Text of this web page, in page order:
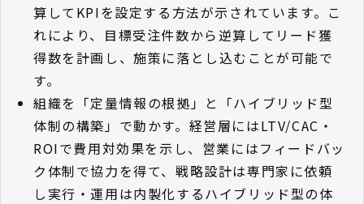
算してKPIを設定する方法が示されています。こ
れにより、目標受注件数から逆算してリード獲
得数を計画し、施策に落とし込むことが可能で
す。
組織を「定量情報の根拠」と「ハイブリッド型
体制の構築」で動かす。経営層にはLTV/CAC・
ROIで費用対効果を示し、営業にはフィードバッ
ク体制で協力を得て、戦略設計は専門家に依頼
し実行・運用は内製化するハイブリッド型の体